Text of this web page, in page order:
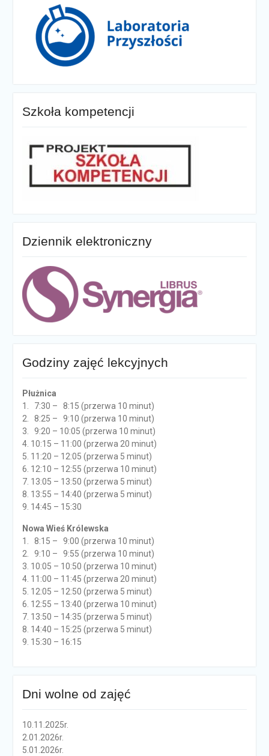
Szkoła kompetencji
Dziennik elektroniczny
Godziny zajęć lekcyjnych
Płużnica
1. 7:30 – 8:15 (przerwa 10 minut)
2. 8:25 – 9:10 (przerwa 10 minut)
3. 9:20 – 10:05 (przerwa 10 minut)
4. 10:15 – 11:00 (przerwa 20 minut)
5. 11:20 – 12:05 (przerwa 5 minut)
6. 12:10 – 12:55 (przerwa 10 minut)
7. 13:05 – 13:50 (przerwa 5 minut)
8. 13:55 – 14:40 (przerwa 5 minut)
9. 14:45 – 15:30
Nowa Wieś Królewska
1. 8:15 – 9:00 (przerwa 10 minut)
2. 9:10 – 9:55 (przerwa 10 minut)
3. 10:05 – 10:50 (przerwa 10 minut)
4. 11:00 – 11:45 (przerwa 20 minut)
5. 12:05 – 12:50 (przerwa 5 minut)
6. 12:55 – 13:40 (przerwa 10 minut)
7. 13:50 – 14:35 (przerwa 5 minut)
8. 14:40 – 15:25 (przerwa 5 minut)
9. 15:30 – 16:15
Dni wolne od zajęć
10.11.2025r.
2.01.2026r.
5.01.2026r.